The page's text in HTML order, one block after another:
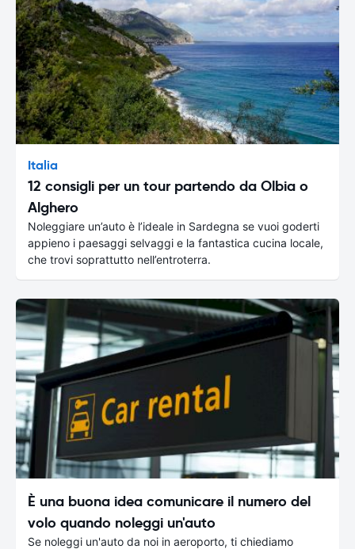
Italia
12 consigli per un tour partendo da Olbia o
Alghero
Noleggiare un’auto è l’ideale in Sardegna se vuoi goderti
appieno i paesaggi selvaggi e la fantastica cucina locale,
che trovi soprattutto nell’entroterra.
È una buona idea comunicare il numero del
volo quando noleggi un'auto
Se noleggi un'auto da noi in aeroporto, ti chiediamo